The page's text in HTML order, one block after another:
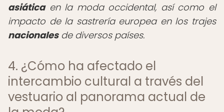
asiáticaen la moda occidental, así como el
impacto de la sastrería europea en los trajes
nacionalesde diversos países.
4. ¿Cómo ha afectado el
intercambio cultural a través del
vestuario al panorama actual de